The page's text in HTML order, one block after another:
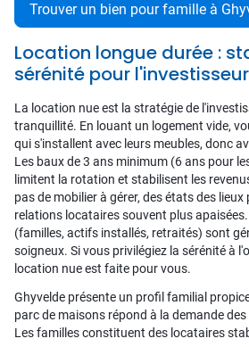
Trouver un bien pour famille à
Location longue durée :
sérénité pour l'investisseur
La location nue est la stratégie de
tranquillité. En louant un logement vide,
qui s'installent avec leurs meubles, donc
Les baux de 3 ans minimum (6 ans pour
limitent la rotation et stabilisent les
pas de mobilier à gérer, des états des lieux
relations locataires souvent plus
(familles, actifs installés, retraités) sont
soigneux. Si vous privilégiez la sérénité à
location nue est faite pour vous.
Ghyvelde présente un profil familial
parc de maisons répond à la demande
Les familles constituent des locataires